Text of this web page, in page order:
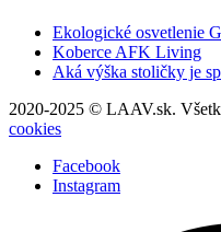
Ekologické osvetlenie
Koberce AFK Living
Aká výška stoličky je
2020-2025 © LAAV.sk.
cookies
Facebook
Instagram